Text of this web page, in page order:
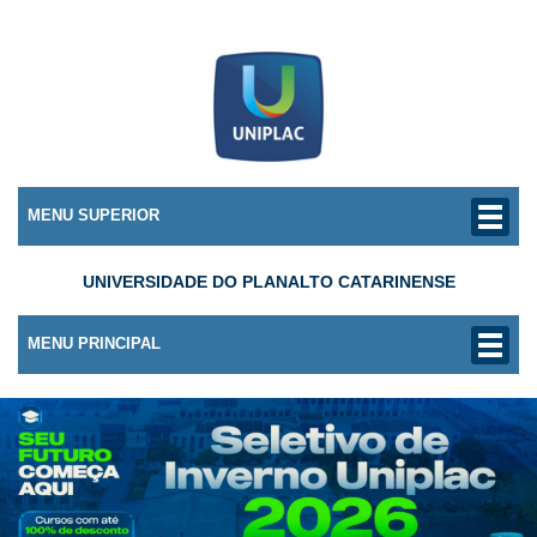
MENU SUPERIOR
UNIVERSIDADE DO PLANALTO CATARINENSE
MENU PRINCIPAL